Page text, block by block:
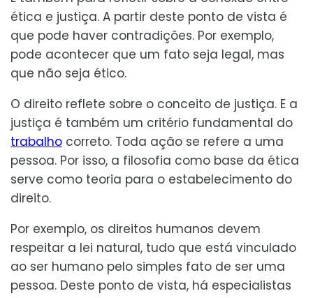
ética e justiça. A partir deste ponto de vista é
que pode haver contradições. Por exemplo,
pode acontecer que um fato seja legal, mas
que não seja ético.
O direito reflete sobre o conceito de justiça. E a
justiça é também um critério fundamental do
trabalho correto. Toda ação se refere a uma
pessoa. Por isso, a filosofia como base da ética
serve como teoria para o estabelecimento do
direito.
Por exemplo, os direitos humanos devem
respeitar a lei natural, tudo que está vinculado
ao ser humano pelo simples fato de ser uma
pessoa. Deste ponto de vista, há especialistas